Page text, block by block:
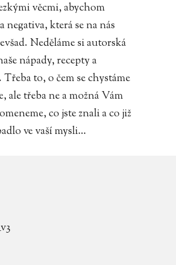
věcmi, abychom
negativa, která se na nás
Neděláme si autorská
nápady, recepty a
to, o čem se chystáme
ale třeba ne a možná Vám
co jste znali a co již
ve vaší mysli…